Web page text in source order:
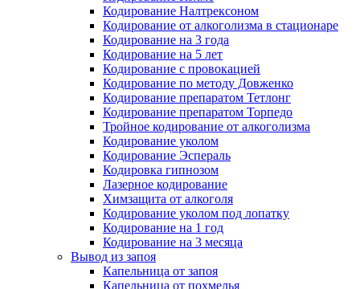
Кодирование Налтрексоном
Кодирование от алкоголизма в стационаре
Кодирование на 3 года
Кодирование на 5 лет
Кодирование с провокацией
Кодирование по методу Довженко
Кодирование препаратом Тетлонг
Кодирование препаратом Торпедо
Тройное кодирование от алкоголизма
Кодирование уколом
Кодирование Эспераль
Кодировка гипнозом
Лазерное кодирование
Химзащита от алкоголя
Кодирование уколом под лопатку
Кодирование на 1 год
Кодирование на 3 месяца
Вывод из запоя
Капельница от запоя
Капельница от похмелья